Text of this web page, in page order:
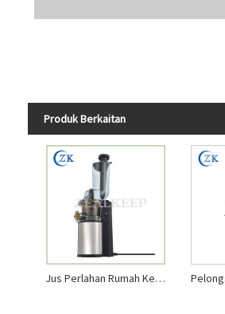
Produk Berkaitan
Jus Perlahan Rumah Keluli Tahan Karat Berkelajuan Rendah